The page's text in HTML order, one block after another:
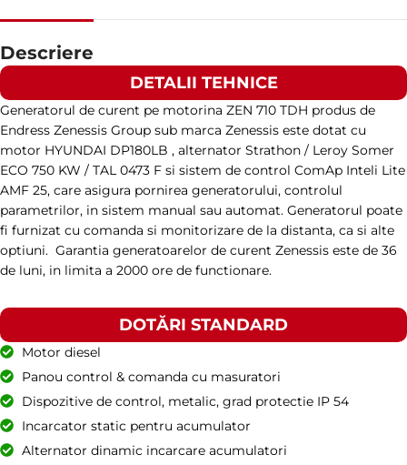
TURAȚIE
TENSIUNE STANDARD 400 / 230 V
PUTERE (KVA) 330 / 297
PUTERE (KW)
BRAND
Descriere
DETALII TEHNICE
Generatorul de curent pe motorina ZEN 710 TDH produs de
Endress Zenessis Group sub marca Zenessis este dotat cu
motor HYUNDAI DP180LB , alternator Strathon / Leroy Somer
ECO 750 KW / TAL 0473 F si sistem de control ComAp Inteli Lite
AMF 25, care asigura pornirea generatorului, controlul
parametrilor, in sistem manual sau automat. Generatorul poate
fi furnizat cu comanda si monitorizare de la distanta, ca si alte
optiuni. Garantia generatoarelor de curent Zenessis este de 36
de luni, in limita a 2000 ore de functionare.
DOTĂRI STANDARD
Motor diesel
Panou control & comanda cu masuratori
Dispozitive de control, metalic, grad protectie IP 54
Incarcator static pentru acumulator
Alternator dinamic incarcare acumulatori